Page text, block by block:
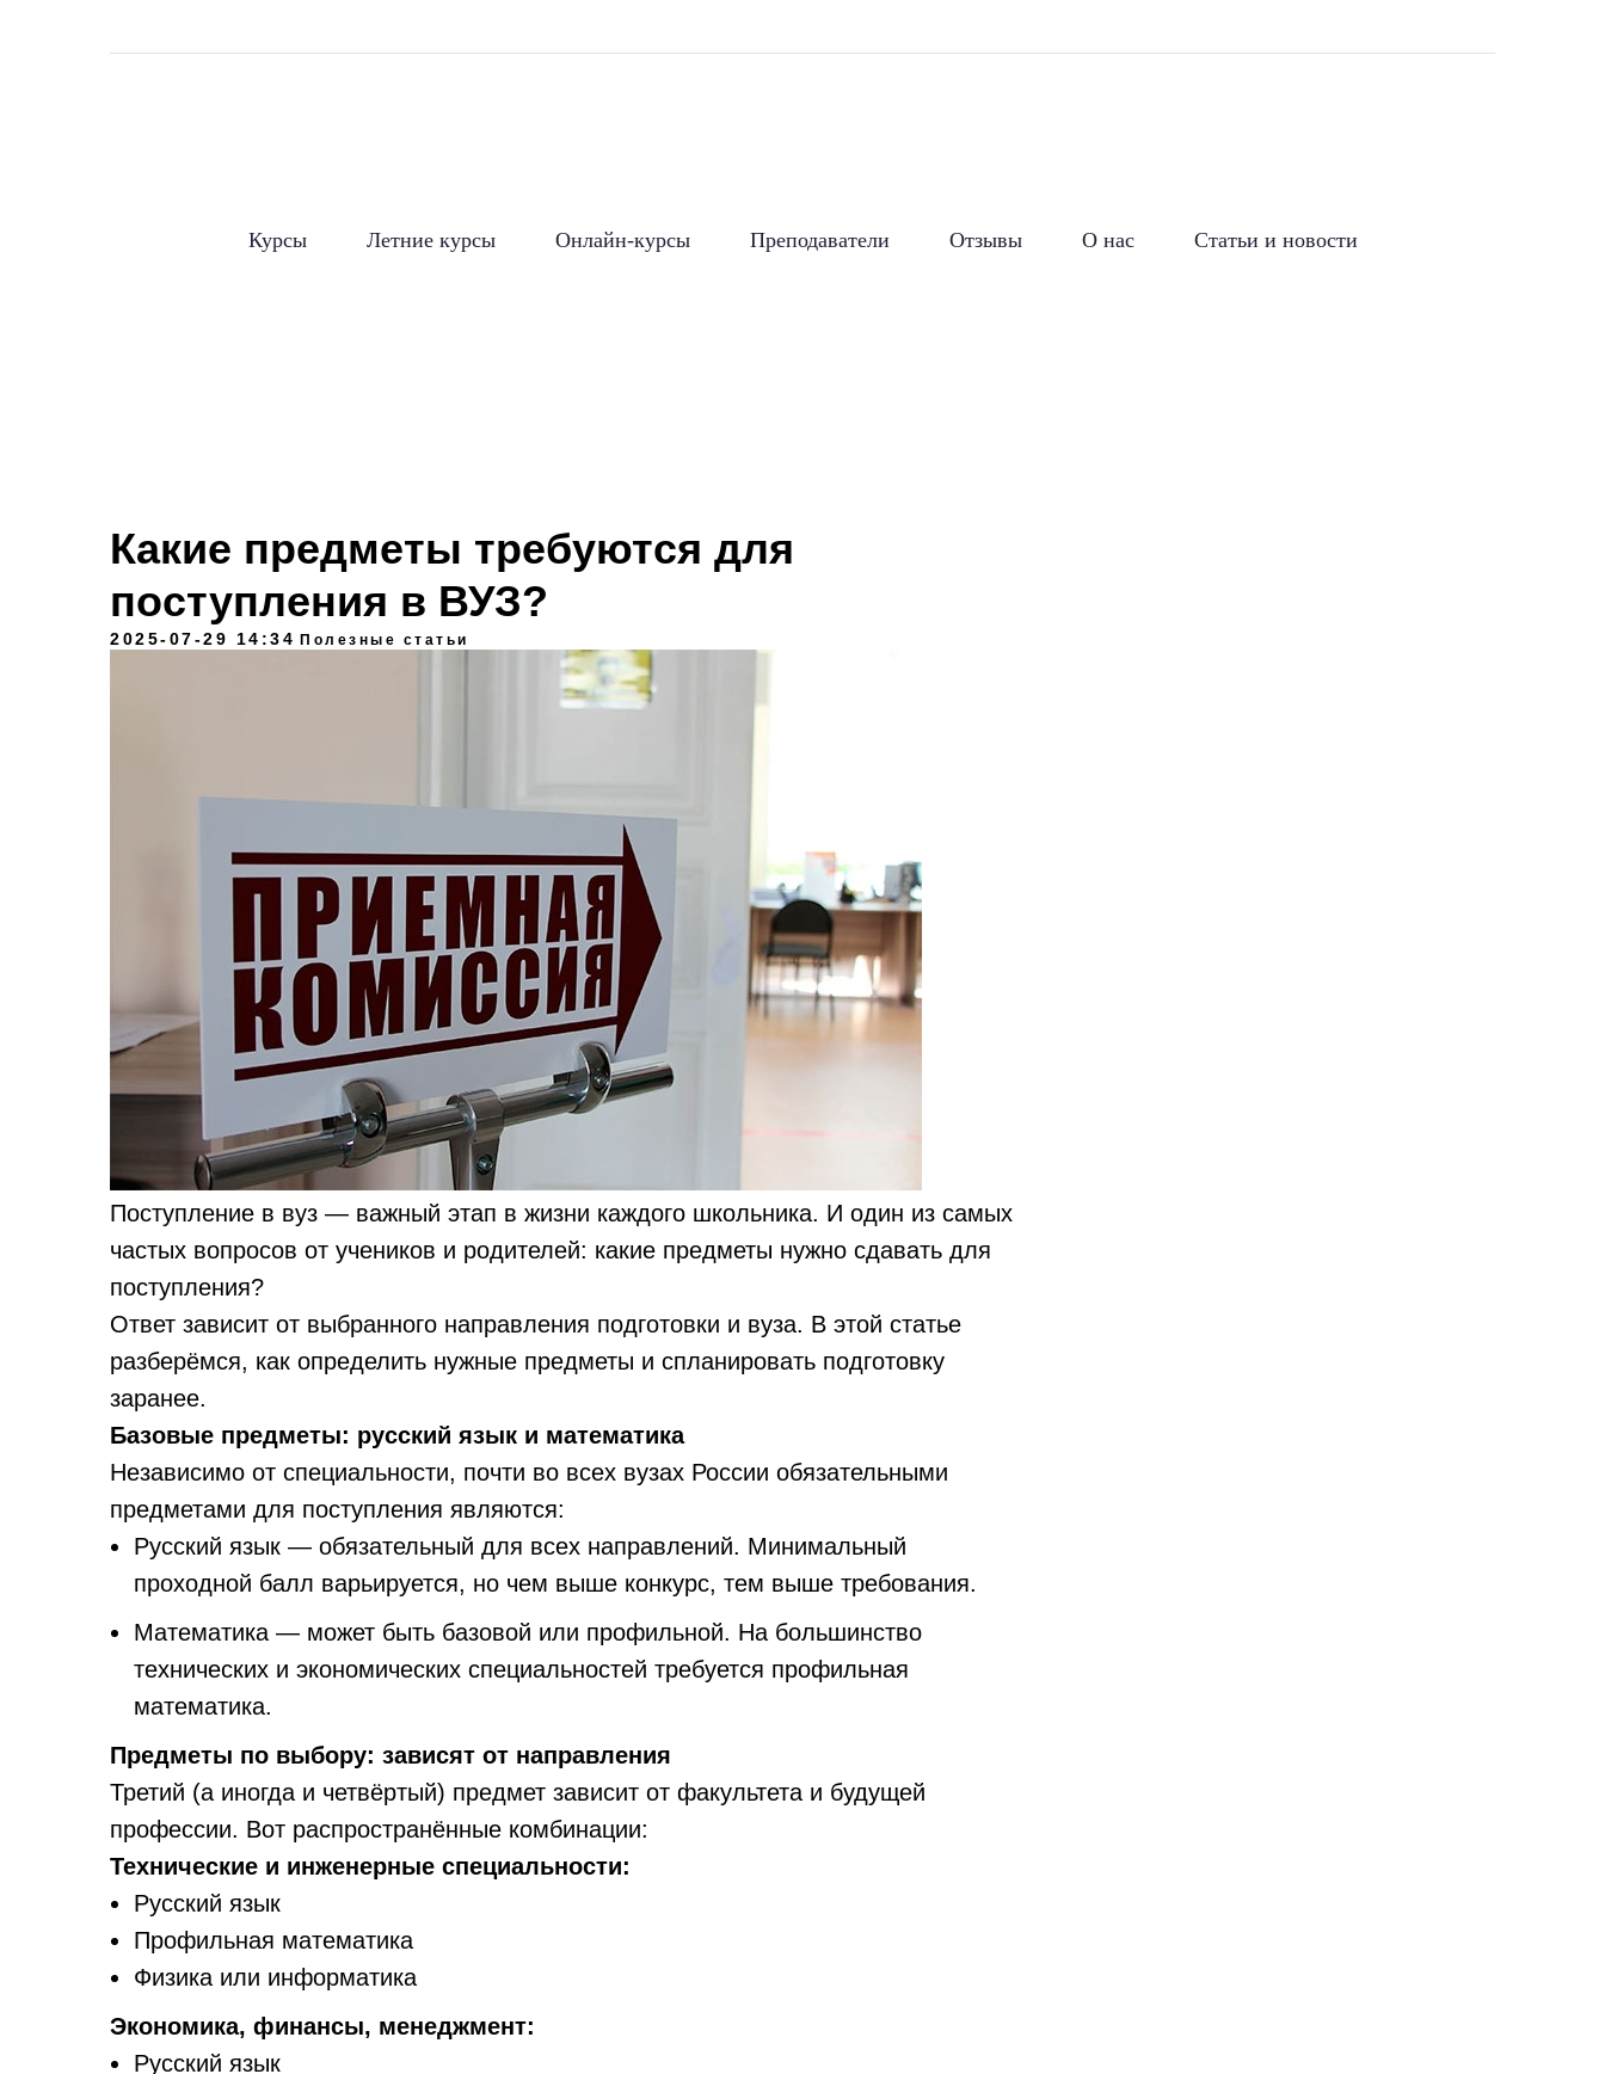
Курсы Летние курсы Онлайн-курсы Преподаватели Отзывы О нас Статьи и новости
Какие предметы требуются для
поступления в ВУЗ?
2025-07-29 14:34 Полезные статьи
Поступление в вуз — важный этап в жизни каждого школьника. И один из самых
частых вопросов от учеников и родителей: какие предметы нужно сдавать для
поступления?
Ответ зависит от выбранного направления подготовки и вуза. В этой статье
разберёмся, как определить нужные предметы и спланировать подготовку
заранее.
Базовые предметы: русский язык и математика
Независимо от специальности, почти во всех вузах России обязательными
предметами для поступления являются:
Русский язык — обязательный для всех направлений. Минимальный
проходной балл варьируется, но чем выше конкурс, тем выше требования.
Математика — может быть базовой или профильной. На большинство
технических и экономических специальностей требуется профильная
математика.
Предметы по выбору: зависят от направления
Третий (а иногда и четвёртый) предмет зависит от факультета и будущей
профессии. Вот распространённые комбинации:
Технические и инженерные специальности:
Русский язык
Профильная математика
Физика или информатика
Экономика, финансы, менеджмент:
Русский язык